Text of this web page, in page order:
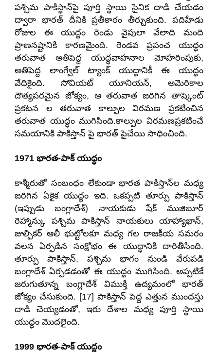
పశ్చిమ పాకిస్థాన్‌పై పూర్తి స్థాయి సైనిక దాడి చేయడం
ద్వారా భారత్ దీనికి ప్రతీకారం తీర్చుకుంది. పదిహేడు
రోజుల ఈ యుద్ధం రెండు వైపులా వేలాది మంది
ప్రాణనష్టానికి కారణమైంది. రెండవ ప్రపంచ యుద్ధం
తరువాత అతిపెద్ద యుద్ధవాహనాల మోహరింపుకు,
అతిపెద్ద లాంగ్వేల్ ట్యాంక్ యుద్ధానికీ ఈ యుద్ధం
వేదికైంది. సోవియట్ యూనియన్, అమెరికాల
దౌత్యపరమైన జోక్యం, ఆ తరువాత జరిగిన తాష్కెంట్
ప్రకటన ల తరువాత కాల్పుల విరమణ ప్రకటించిన
తరువాత యుద్ధం ముగిసింది.కాల్పుల విరమణప్రకటించే
సమయానికి పాకిస్తాన్ పై భారత్ పైచేయి సాధించింది.
1971 భారత-పాక్ యుద్ధం
కాశ్మీరుతో సంబంధం లేకుండా భారత పాకిస్తాన్‌ల మధ్య
జరిగిన ఏకైక యుద్ధం ఇది. ఒకప్పటి తూర్పు పాకిస్తాన్
(ఇప్పుడు బంగ్లాదేశ్) నాయకుడు షేక్ ముజిబూర్
రెహ్మాన్కు పశ్చిమ పాకిస్తాన్ నాయకులు యాహ్యాఖాన్,
జుల్ఫికర్ ఆలీ భుట్టోలకూ మధ్య గల రాజకీయ సమరం
వలన ఏర్పడిన సంక్షోభం ఈ యుద్ధానికి దారితీసింది.
తూర్పు పాకిస్తాన్, పశ్చిమ భాగం నుండి వేరుపడి
బంగ్లాదేశ్ ఏర్పడడంతో ఈ యుద్ధం ముగిసింది. అప్పటికే
జరుగుతూన్న బంగ్లాదేశ్ విముక్తి ఉద్యమంలో భారత్
జోక్యం చేసుకుంది. [17] పాకిస్తాన్ పెద్ద ఎత్తున ముందస్తు
దాడి చెయ్యడంతో, ఇరు దేశాల మధ్య పూర్తి స్థాయి
యుద్ధం మొదలైంది.
1999 భారత-పాక్ యుద్ధం